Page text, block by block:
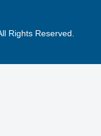
Rights Reserved.